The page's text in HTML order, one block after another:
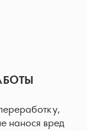
нанося вред